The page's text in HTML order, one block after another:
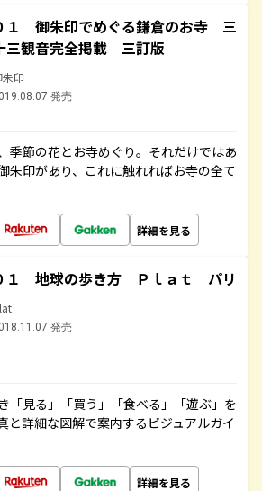
１ 御朱印でめぐる鎌倉のお寺 三
三観音完全掲載 三訂版
印
発売
季節の花とお寺めぐり。それだけではあ
朱印があり、これに触れればお寺の全て
詳細を見る
１ 地球の歩き方 Ｐｌａｔ パリ
発売
「見る」「買う」「食べる」「遊ぶ」を
と詳細な図解で案内するビジュアルガイ
詳細を見る